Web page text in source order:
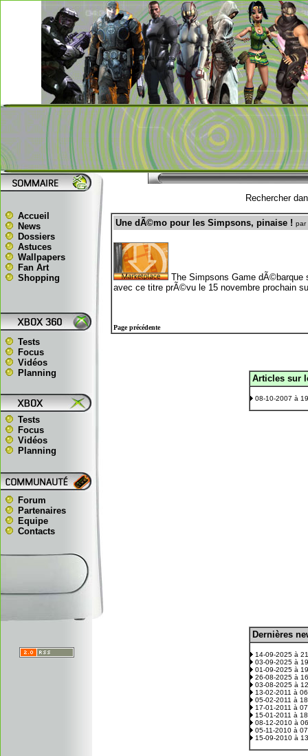
Accueil
News
Dossiers
Astuces
Wallpapers
Fan Art
Shopping
Tests
Focus
Vidéos
Planning
Tests
Focus
Vidéos
Planning
Forum
Partenaires
Equipe
Contacts
Rechercher
Une dÃ©mo pour les Simpsons, pinaise ! par
The Simpsons Game dÃ©barque
avec ce titre prÃ©vu le 15 novembre prochain
Page précédente
Articles sur
08-10-2007 à
Dernières
14-09-2025 à
03-09-2025 à
01-09-2025 à
26-08-2025 à
03-08-2025 à
13-02-2011 à
05-02-2011 à
17-01-2011 à
15-01-2011 à
08-12-2010 à
05-11-2010 à
15-09-2010 à